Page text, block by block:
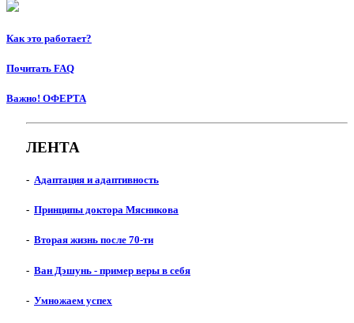
Как это работает?
Почитать FAQ
Важно! ОФЕРТА
ЛЕНТА
- Адаптация и адаптивность
- Принципы доктора Мясникова
- Вторая жизнь после 70-ти
- Ван Дэшунь - пример веры в себя
- Умножаем успех